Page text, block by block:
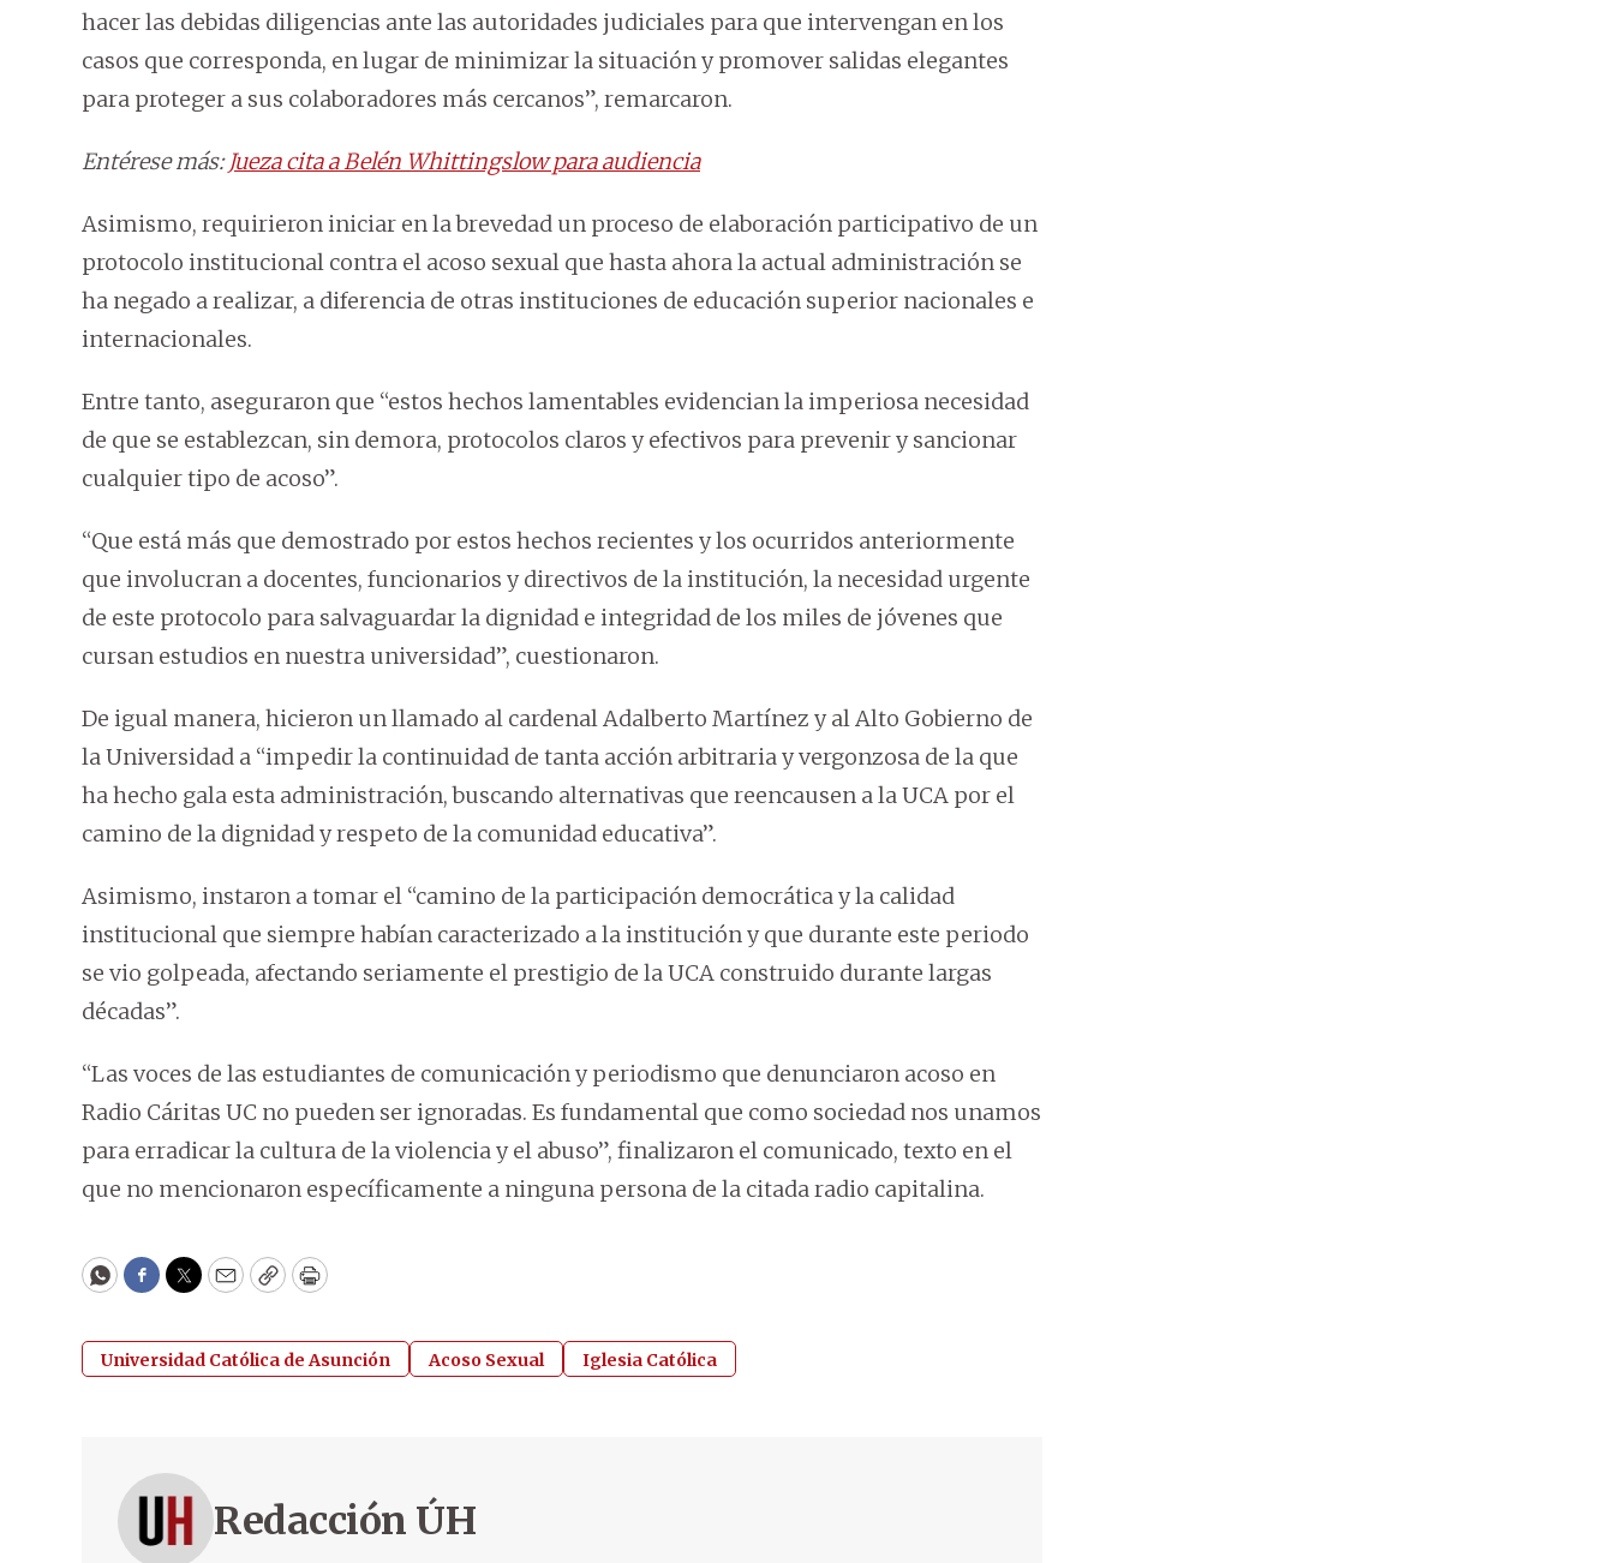
hacer las debidas diligencias ante las autoridades judiciales para que intervengan en los
casos que corresponda, en lugar de minimizar la situación y promover salidas elegantes
para proteger a sus colaboradores más cercanos”, remarcaron.
Entérese más:Jueza cita a Belén Whittingslow para audiencia
Asimismo, requirieron iniciar en la brevedad un proceso de elaboración participativo de un
protocolo institucional contra el acoso sexual que hasta ahora la actual administración se
ha negado a realizar, a diferencia de otras instituciones de educación superior nacionales e
internacionales.
Entre tanto, aseguraron que “estos hechos lamentables evidencian la imperiosa necesidad
de que se establezcan, sin demora, protocolos claros y efectivos para prevenir y sancionar
cualquier tipo de acoso”.
“Que está más que demostrado por estos hechos recientes y los ocurridos anteriormente
que involucran a docentes, funcionarios y directivos de la institución, la necesidad urgente
de este protocolo para salvaguardar la dignidad e integridad de los miles de jóvenes que
cursan estudios en nuestra universidad”, cuestionaron.
De igual manera, hicieron un llamado al cardenal Adalberto Martínez y al Alto Gobierno de
la Universidad a “impedir la continuidad de tanta acción arbitraria y vergonzosa de la que
ha hecho gala esta administración, buscando alternativas que reencausen a la UCA por el
camino de la dignidad y respeto de la comunidad educativa”.
Asimismo, instaron a tomar el “camino de la participación democrática y la calidad
institucional que siempre habían caracterizado a la institución y que durante este periodo
se vio golpeada, afectando seriamente el prestigio de la UCA construido durante largas
décadas”.
“Las voces de las estudiantes de comunicación y periodismo que denunciaron acoso en
Radio Cáritas UC no pueden ser ignoradas. Es fundamental que como sociedad nos unamos
para erradicar la cultura de la violencia y el abuso”, finalizaron el comunicado, texto en el
que no mencionaron específicamente a ninguna persona de la citada radio capitalina.
WhatsApp
Facebook
Twitter
EmailCopyPrint
Universidad Católica de Asunción Acoso Sexual Iglesia Católica
Redacción ÚH